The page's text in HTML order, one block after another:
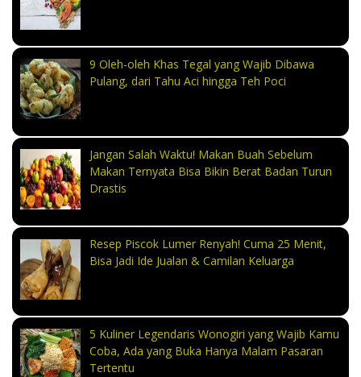
9 Oleh-oleh Khas Tegal yang Wajib Dibawa
Pulang, dari Tahu Aci hingga Teh Poci
Jangan Salah Waktu! Makan Buah Sebelum
Makan Ternyata Bisa Bikin Berat Badan Turun
Drastis
Resep Piscok Lumer Renyah! Cuma 25 Menit,
Bisa Jadi Ide Jualan & Camilan Keluarga
5 Kuliner Legendaris Wonogiri yang Wajib Kamu
Coba, Ada yang Buka Hanya Malam Pasaran
Tertentu